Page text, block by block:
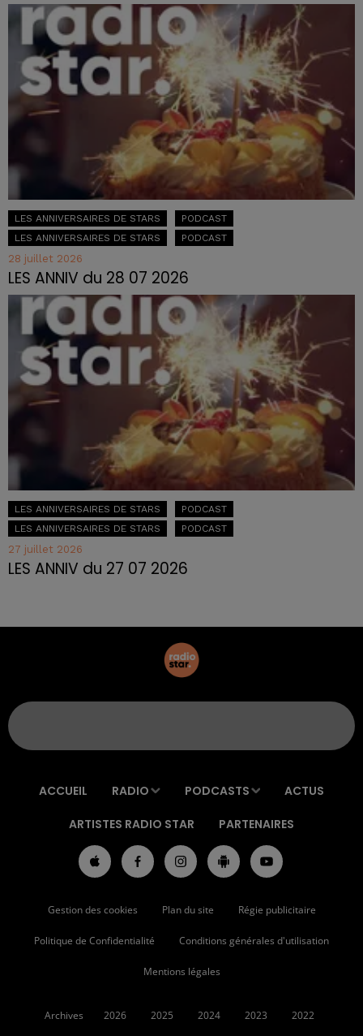
LES ANNIVERSAIRES DE STARS
PODCAST
LES ANNIVERSAIRES DE STARS
PODCAST
28 juillet 2026
LES ANNIV du 28 07 2026
LES ANNIVERSAIRES DE STARS
PODCAST
LES ANNIVERSAIRES DE STARS
PODCAST
27 juillet 2026
LES ANNIV du 27 07 2026
ACCUEIL RADIO PODCASTS ACTUS
ARTISTES RADIO STAR PARTENAIRES
Gestion des cookies Plan du site Régie publicitaire
Politique de Confidentialité Conditions générales d'utilisation
Mentions légales
Archives 2026 2025 2024 2023 2022